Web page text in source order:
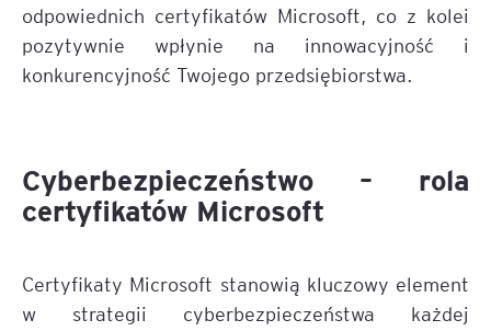
odpowiednich certyfikatów Microsoft, co z kolei
pozytywnie wpłynie na innowacyjność i
konkurencyjność Twojego przedsiębiorstwa.
Cyberbezpieczeństwo – rola
certyfikatów Microsoft
Certyfikaty Microsoft stanowią kluczowy element
w strategii cyberbezpieczeństwa każdej